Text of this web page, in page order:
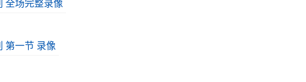
全场完整录像
第一节 录像